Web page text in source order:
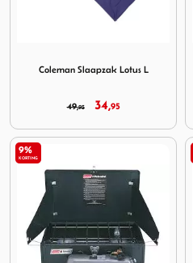
Coleman Slaapzak Lotus L
49,95 34,95
9%
KORTING